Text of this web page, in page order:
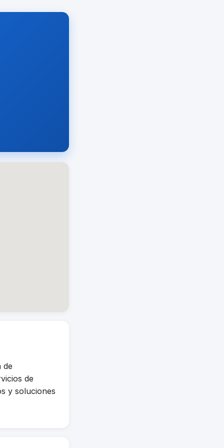
de
de
y soluciones